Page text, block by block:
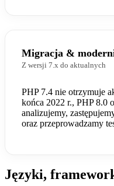
Migracja &
Z wersji 7.x do aktualnych
PHP 7.4 nie otrzymuje
końca 2022 r., PHP 8.0
analizujemy,
oraz przeprowadzamy
Języki,